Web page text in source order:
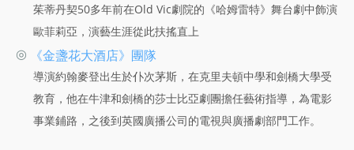
茱蒂丹契50多年前在Old Vic劇院的《哈姆雷特》舞台劇中飾演
歐菲莉亞，演藝生涯從此扶搖直上
◎ 《金盞花大酒店》團隊
導演約翰麥登出生於仆次茅斯，在克里夫頓中學和劍橋大學受
教育，他在牛津和劍橋的莎士比亞劇團擔任藝術指導，為電影
事業鋪路，之後到英國廣播公司的電視與廣播劇部門工作。